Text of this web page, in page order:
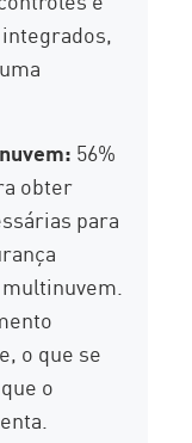
56%
obter
para
o que se
o